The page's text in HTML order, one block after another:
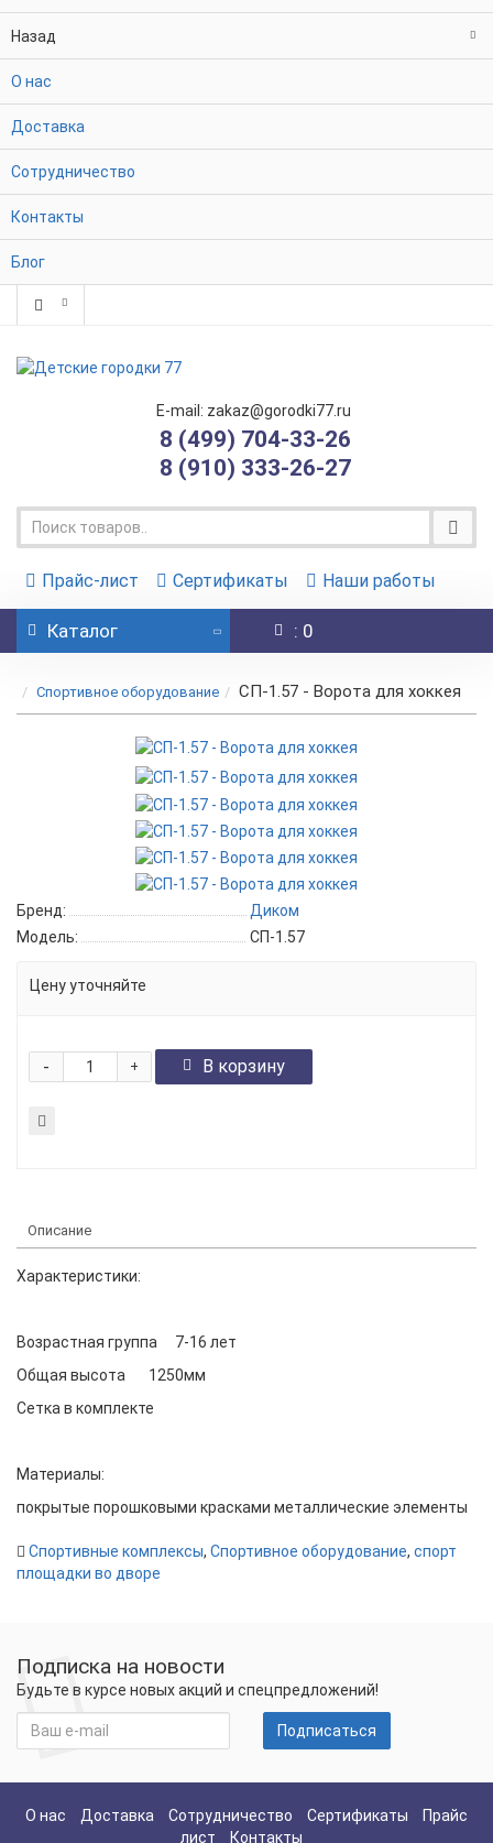
Назад
О нас
Доставка
Сотрудничество
Контакты
Блог
E-mail: zakaz@gorodki77.ru
8 (499) 704-33-26
8 (910) 333-26-27
Прайс-лист Сертификаты Наши работы
Каталог : 0
Спортивное оборудование СП-1.57 - Ворота для хоккея
Бренд:
Диком
Модель:
СП-1.57
Цену уточняйте
+
- В корзину
Описание
Характеристики:
Возрастная группа
7-16 лет
Общая высота
1250мм
Сетка в комплекте
Материалы:
покрытые порошковыми красками металлические элементы
Спортивные комплексы, Спортивное оборудование, спорт
площадки во дворе
Подписка на новости
Будьте в курсе новых акций и спецпредложений!
Подписаться
О нас Доставка Сотрудничество Сертификаты
Прайс
лист
Контакты